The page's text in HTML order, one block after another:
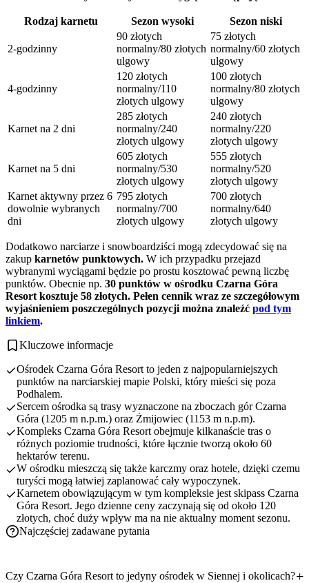
Rodzaj karnetu Sezon wysoki Sezon niski
2-godzinny
90 złotych
normalny/80 złotych
ulgowy
75 złotych
normalny/60 złotych
ulgowy
4-godzinny
120 złotych
normalny/110
złotych ulgowy
100 złotych
normalny/80 złotych
ulgowy
Karnet na 2 dni
285 złotych
normalny/240
złotych ulgowy
240 złotych
normalny/220
złotych ulgowy
Karnet na 5 dni
605 złotych
normalny/530
złotych ulgowy
555 złotych
normalny/520
złotych ulgowy
Karnet aktywny przez 6
dowolnie wybranych
dni
795 złotych
normalny/700
złotych ulgowy
700 złotych
normalny/640
złotych ulgowy
Dodatkowo narciarze i snowboardziści mogą zdecydować się na
zakup karnetów punktowych. W ich przypadku przejazd
wybranymi wyciągami będzie po prostu kosztować pewną liczbę
punktów. Obecnie np. 30 punktów w ośrodku Czarna Góra
Resort kosztuje 58 złotych. Pełen cennik wraz ze szczegółowym
wyjaśnieniem poszczególnych pozycji można znaleźć pod tym
linkiem.
Kluczowe informacje
Ośrodek Czarna Góra Resort to jeden z najpopularniejszych
punktów na narciarskiej mapie Polski, który mieści się poza
Podhalem.
Sercem ośrodka są trasy wyznaczone na zboczach gór Czarna
Góra (1205 m n.p.m.) oraz Żmijowiec (1153 m n.p.m).
Kompleks Czarna Góra Resort obejmuje kilkanaście tras o
różnych poziomie trudności, które łącznie tworzą około 60
hektarów terenu.
W ośrodku mieszczą się także karczmy oraz hotele, dzięki czemu
turyści mogą łatwiej zaplanować cały wypoczynek.
Karnetem obowiązującym w tym kompleksie jest skipass Czarna
Góra Resort. Jego dzienne ceny zaczynają się od około 120
złotych, choć duży wpływ ma na nie aktualny moment sezonu.
Najczęściej zadawane pytania
Czy Czarna Góra Resort to jedyny ośrodek w Siennej i okolicach?